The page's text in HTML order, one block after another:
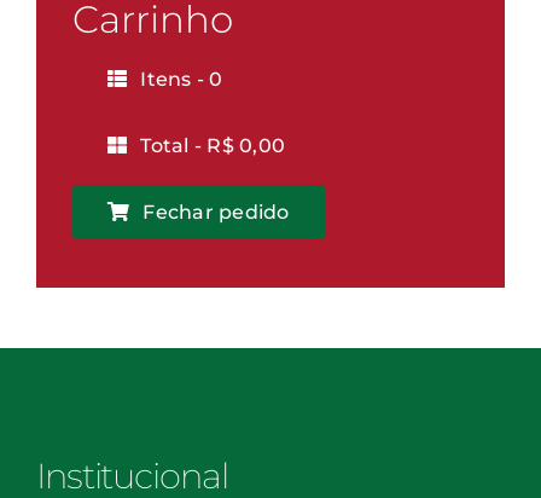
quantidade
Carrinho
Itens -0
Total - R$0,00
Fechar pedido
Institucional